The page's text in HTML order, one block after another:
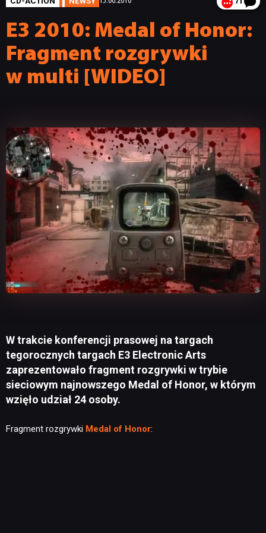
E3 2010: Medal of Honor:
Fragment rozgrywki
w multi [WIDEO]
W trakcie konferencji prasowej na targach
tegorocznych targach E3 Electronic Arts
zaprezentowało fragment rozgrywki w trybie
sieciowym najnowszego Medal of Honor, w którym
wzięło udział 24 osoby.
Fragment rozgrywki Medal of Honor: